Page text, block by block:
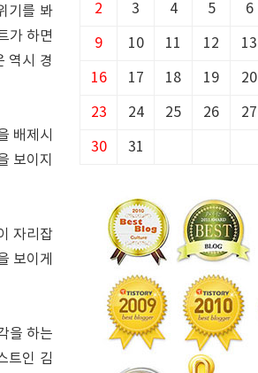
기를 봐
가 하면
역시 경
배제시
보이지
자리잡
보이게
을 하는
트인 김
2 3 4 5 6
9 10 11 12 13
16 17 18 19 20
23 24 25 26 27
30 31